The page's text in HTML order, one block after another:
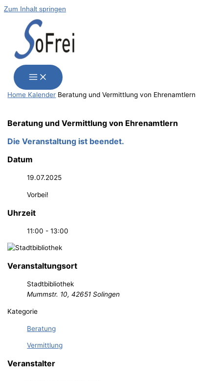
Zum Inhalt springen
Home Kalender Bera­tung und Ver­mitt­lung von Ehrenamtlern
Bera­tung und Ver­mitt­lung von Ehrenamtlern
Die Veranstaltung ist beendet.
Datum
19.07.2025
Vorbei!
Uhrzeit
11:00 - 13:00
Veranstaltungsort
Stadtbibliothek
Mummstr. 10, 42651 Solingen
Kategorie
Beratung
Vermittlung
Veranstalter